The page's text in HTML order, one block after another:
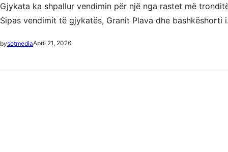
Gjykata ka shpallur vendimin për një nga rastet më
Sipas vendimit të gjykatës, Granit Plava dhe bashkëshorti
bysotmediaApril 21, 2026